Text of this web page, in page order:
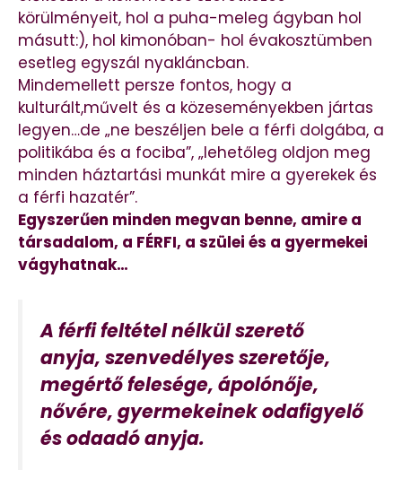
körülményeit, hol a puha-meleg ágyban hol
másutt:), hol kimonóban- hol évakosztümben
esetleg egyszál nyakláncban.
Mindemellett persze fontos, hogy a
kulturált,művelt és a közeseményekben jártas
legyen…de „ne beszéljen bele a férfi dolgába, a
politikába és a fociba”, „lehetőleg oldjon meg
minden háztartási munkát mire a gyerekek és
a férfi hazatér”.
Egyszerűen minden megvan benne, amire a
társadalom, a FÉRFI, a szülei és a gyermekei
vágyhatnak…
A férfi feltétel nélkül szerető
anyja, szenvedélyes szeretője,
megértő felesége, ápolónője,
nővére, gyermekeinek odafigyelő
és odaadó anyja.